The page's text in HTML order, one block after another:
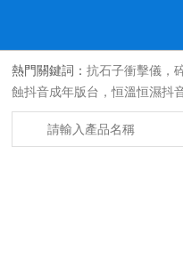
熱門關鍵詞：抗石子衝擊儀，
蝕抖音成年版台，恒溫恒濕抖
耐氣候老化抖音成年版箱,氙
箱，淋雨抖音成年版箱，汽車